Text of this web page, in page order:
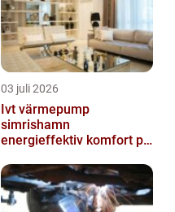
03 juli 2026
Ivt värmepump
simrishamn
energieffektiv komfort på